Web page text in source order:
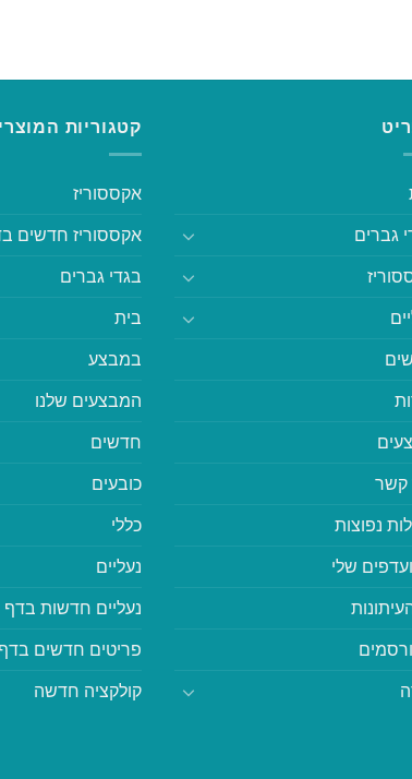
גברים
קשר
נפוצות
שלי
קטגוריות
אקססוריז
אקססוריז חדשים
בגדי גברים
בית
במבצע
המבצעים שלנו
חדשים
כובעים
כללי
נעליים
נעליים חדשות
פריטים חדשים
קולקציה חדשה